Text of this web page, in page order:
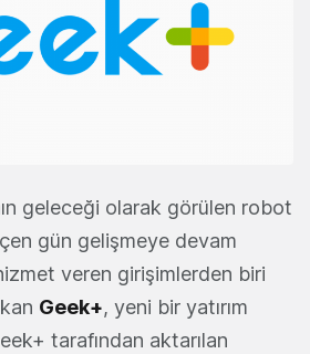
geleceği olarak görülen robot
gün gelişmeye devam
veren girişimlerden biri
Geek+, yeni bir yatırım
tarafından aktarılan